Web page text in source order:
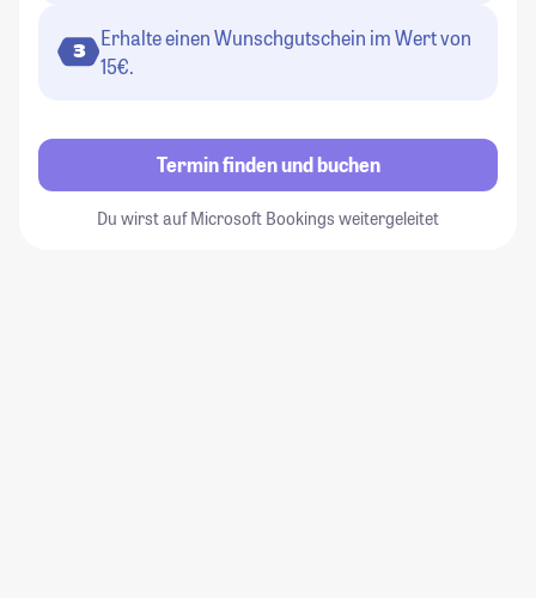
3
Erhalte einen Wunschgutschein im Wert von
15€.
Termin finden und buchen
Du wirst auf Microsoft Bookings weitergeleitet